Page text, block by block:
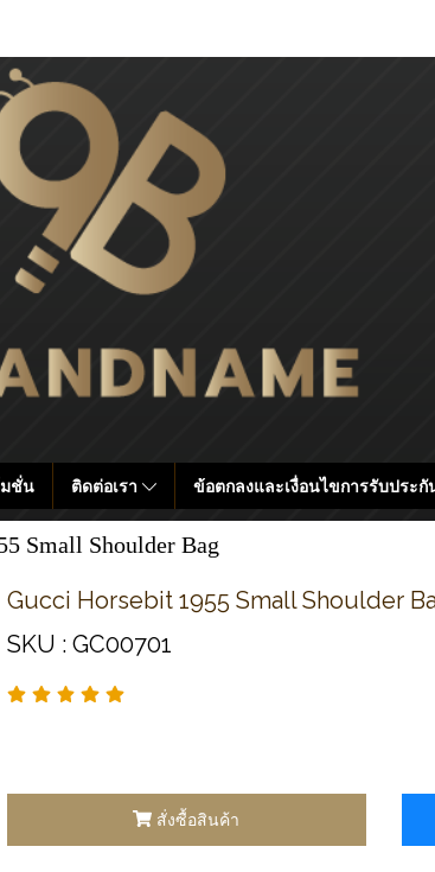
ชั่น ติดต่อเรา ข้อตกลงและเงื่อนไขการรับประกั
Small Shoulder Bag
Gucci Horsebit 1955 Small Shoulder
SKU : GC00701
สั่งซื้อสินค้า